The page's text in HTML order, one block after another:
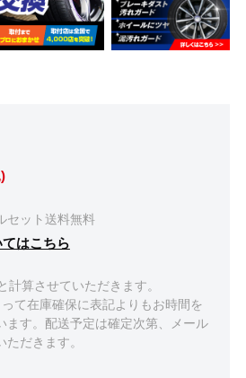
セット送料無料
はこちら
計算させていただきます。
て在庫確保に表記よりもお時間を
ます。配送予定は確定次第、メール
だきます。